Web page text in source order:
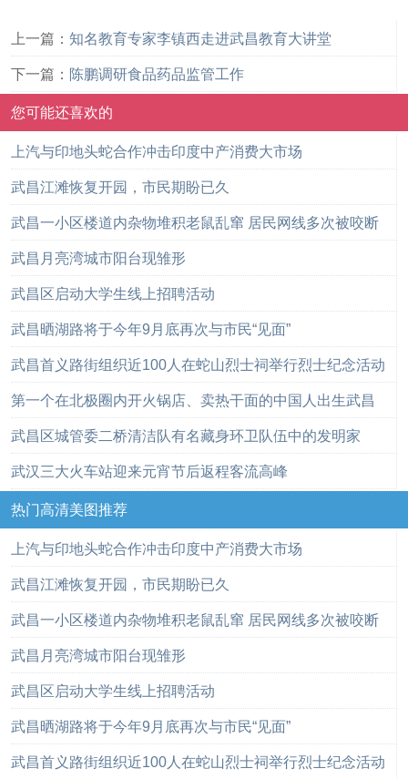
上一篇： 知名教育专家李镇西走进武昌教育大讲堂
下一篇： 陈鹏调研食品药品监管工作
您可能还喜欢的
上汽与印地头蛇合作冲击印度中产消费大市场
武昌江滩恢复开园，市民期盼已久
武昌一小区楼道内杂物堆积老鼠乱窜 居民网线多次被咬断
武昌月亮湾城市阳台现雏形
武昌区启动大学生线上招聘活动
武昌晒湖路将于今年9月底再次与市民“见面”
武昌首义路街组织近100人在蛇山烈士祠举行烈士纪念活动
第一个在北极圈内开火锅店、卖热干面的中国人出生武昌
武昌区城管委二桥清洁队有名藏身环卫队伍中的发明家
武汉三大火车站迎来元宵节后返程客流高峰
热门高清美图推荐
上汽与印地头蛇合作冲击印度中产消费大市场
武昌江滩恢复开园，市民期盼已久
武昌一小区楼道内杂物堆积老鼠乱窜 居民网线多次被咬断
武昌月亮湾城市阳台现雏形
武昌区启动大学生线上招聘活动
武昌晒湖路将于今年9月底再次与市民“见面”
武昌首义路街组织近100人在蛇山烈士祠举行烈士纪念活动